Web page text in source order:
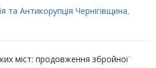
та Антикорупцiя Чернігівщина,
міст: продовження збройної